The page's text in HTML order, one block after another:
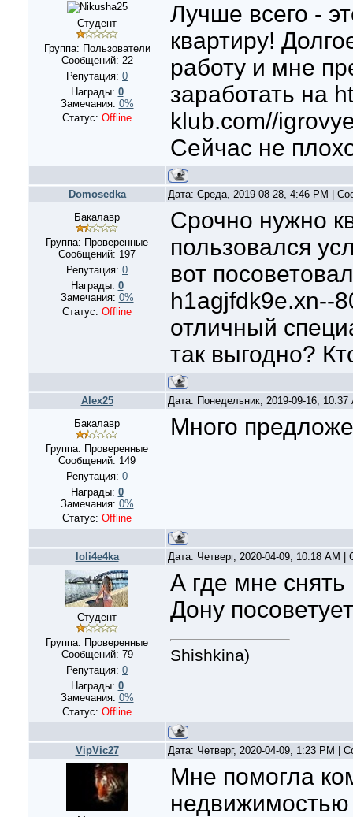
Студент
Группа: Пользователи
Сообщений: 22
Репутация: 0
Награды: 0
Замечания: 0%
Статус: Offline
Лучше всего -
квартиру!
работу и мне
заработать на
klub.com//
Сейчас не
Domosedka
Дата: Среда, 2019-08-28, 4:46 PM |
Бакалавр
Группа: Проверенные
Сообщений: 197
Репутация: 0
Награды: 0
Замечания: 0%
Статус: Offline
Срочно нужно
пользовался
вот
h1agjfdk9e.xn--
отличный
так выгодно?
Alex25
Дата: Понедельник, 2019-09-16,
Бакалавр
Группа: Проверенные
Сообщений: 149
Репутация: 0
Награды: 0
Замечания: 0%
Статус: Offline
Много
loli4e4ka Дата: Четверг, 2020-04-09, 10:18 AM
Студент
Группа: Проверенные
Сообщений: 79
Репутация: 0
Награды: 0
Замечания: 0%
Статус: Offline
А где мне снять
Дону
Shishkina)
VipVic27 Дата: Четверг, 2020-04-09, 1:23 PM |
Мне помогла